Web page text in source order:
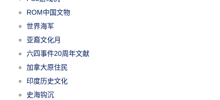
ROM中国文物
世界海军
亚裔文化月
六四事件20周年文献
加拿大原住民
印度历史文化
史海钩沉